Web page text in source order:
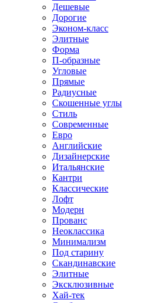
Дешевые
Дорогие
Эконом-класс
Элитные
Форма
П-образные
Угловые
Прямые
Радиусные
Скошенные углы
Стиль
Современные
Евро
Английские
Дизайнерские
Итальянские
Кантри
Классические
Лофт
Модерн
Прованс
Неоклассика
Минимализм
Под старину
Скандинавские
Элитные
Эксклюзивные
Хай-тек